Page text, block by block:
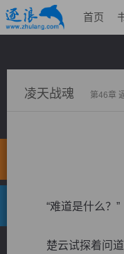
首页
凌天战魂 第46章
“难道是什么？”
楚云试探着问道